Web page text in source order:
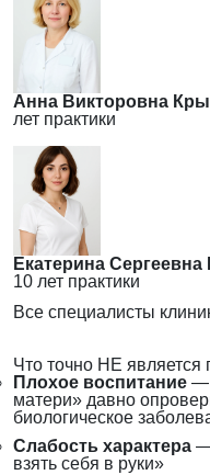
Анна Викторовна
лет практики
Екатерина
10 лет практики
Все специалисты
Что точно НЕ является
Плохое воспитание —
матери» давно
биологическое
Слабость характера —
взять себя в руки»